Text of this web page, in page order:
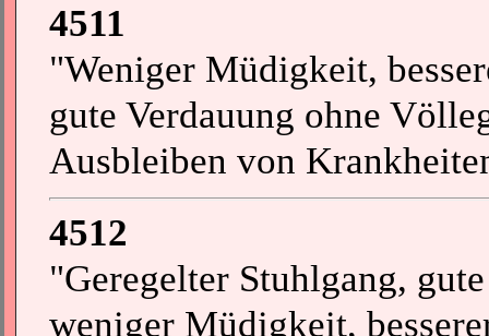
4511
"Weniger Müdigkeit,
gute Verdauung ohne
Ausbleiben von
4512
"Geregelter Stuhlgang,
weniger Müdigkeit,